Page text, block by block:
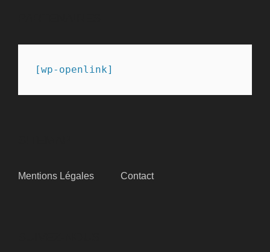
[wp-openlink]
Mentions Légales Contact